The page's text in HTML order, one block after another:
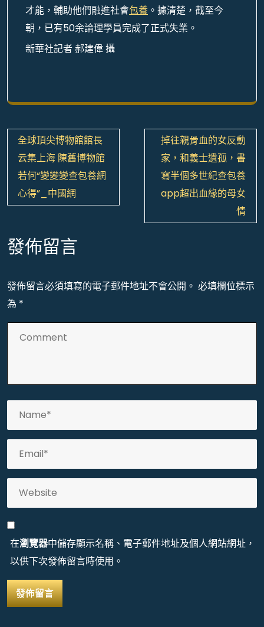
才能，輔助他們融進社會包養 。據清楚，截至今
朝，已有50余論理學員完成了正式失業。
新華社記者 郝建偉 攝
文
章
導
覽
全球頂尖博物館館長
云集上海 陳舊博物館
若何“變變變查包養網
心得”_中國網
掉往親骨血的女反動
家，和義士遺孤，書
寫半個多世紀查包養
app超出血緣的母女
情
發佈留言
發佈留言必須填寫的電子郵件地址不會公開。 必填欄位標示
為 *
在瀏覽器中儲存顯示名稱、電子郵件地址及個人網站網址，
以供下次發佈留言時使用。